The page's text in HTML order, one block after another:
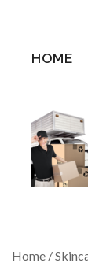
HOME
Home /